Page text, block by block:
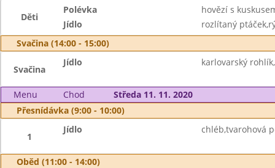
Děti
Polévka
hovězí s
Jídlo
rozlítaný
Svačina (14:00 - 15:00)
Svačina
Jídlo karlovarský
Menu Chod
Středa 11. 11. 2020
Přesnídávka (9:00 - 10:00)
1
Jídlo chléb,tvarohová
Oběd (11:00 - 14:00)